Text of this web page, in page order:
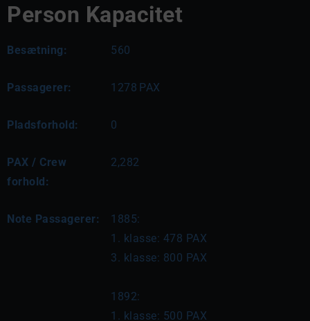
Person Kapacitet
Besætning: 560
Passagerer: 1278 PAX
Pladsforhold: 0
PAX / Crew
forhold:
2,282
Note Passagerer:
1885:
1. klasse: 478 PAX
3. klasse: 800 PAX
1892:
1. klasse: 500 PAX